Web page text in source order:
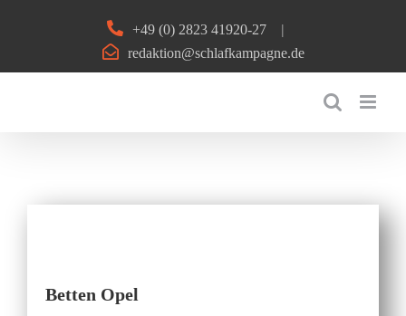
+49 (0) 2823 41920-27
|
redaktion@schlafkampagne.de
Betten Opel